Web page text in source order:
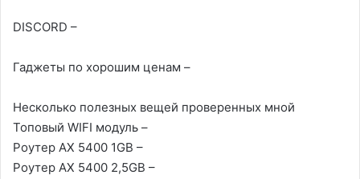
DISCORD –
Гаджеты по хорошим ценам –
Несколько полезных вещей проверенных мной
Топовый WIFI модуль –
Роутер AX 5400 1GB –
Роутер AX 5400 2,5GB –